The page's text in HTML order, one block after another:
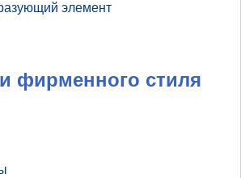
элемент
фирменного стиля